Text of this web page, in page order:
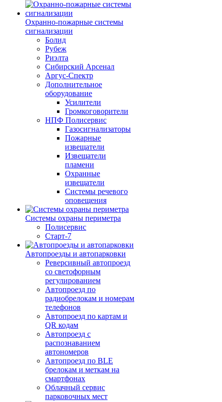
Охранно-пожарные системы
сигнализации
Болид
Рубеж
Риэлта
Сибирский Арсенал
Аргус-Спектр
Дополнительное
оборудование
Усилители
Громкоговорители
НПФ Полисервис
Газосигнализаторы
Пожарные
извещатели
Извещатели
пламени
Охранные
извещатели
Системы речевого
оповещения
Системы охраны периметра
Полисервис
Старт-7
Автопроезды и автопарковки
Реверсивный автопроезд
со светофорным
регулированием
Автопроезд по
радиобрелокам и номерам
телефонов
Автопроезд по картам и
QR кодам
Автопроезд с
распознаванием
автономеров
Автопроезд по BLE
брелокам и меткам на
смартфонах
Облачный сервис
парковочных мест